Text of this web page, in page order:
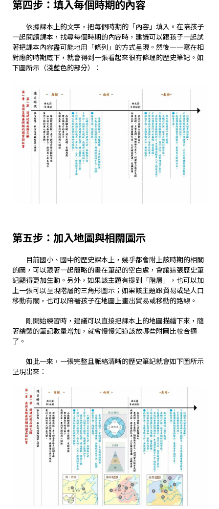
第四步：填入每個時期的內容
依據課本上的文字，把每個時期的「內容」填入。在陪孩子
一起閱讀課本，找尋每個時期的內容時，建議可以跟孩子一起試
著把課本內容盡可能地用「條列」的方式呈現。然後一一寫在相
對應的時期底下，就會得到一張看起來很有條理的歷史筆記。如
下圖所示（淺藍色的部分）：
第五步：加入地圖與相關圖示
目前國小、國中的歷史課本上，幾乎都會附上該時期的相關
的圖，可以跟著一起簡略的畫在筆記的空白處，會讓這張歷史筆
記顯得更加生動。另外，如果該主題有提到「階層」，也可以加
上一張可以呈現階層的三角形圖示；如果該主題跟貿易或是人口
移動有關，也可以陪著孩子在地圖上畫出貿易或移動的路線。
剛開始練習時，建議可以直接把課本上的地圖描繪下來，隨
著繪製的筆記數量增加，就會慢慢知道該放哪些附圖比較合適
了。
如此一來，一張完整且脈絡清晰的歷史筆記就會如下圖所示
呈現出來：